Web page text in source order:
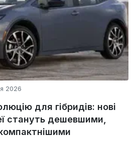
2026
для гібридів: нові
стануть дешевшими,